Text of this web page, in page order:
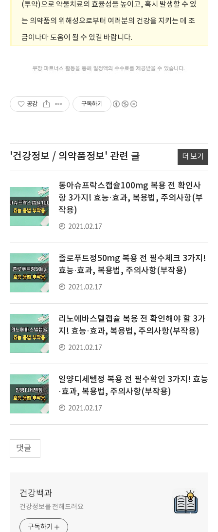
(투약)으로 약물치료의 효율성을 높이고, 혹시 발생할 수 있
는 의약품의 위해성으로부터 여러분의 건강을 지키는 데 조
금이나마 도움이 될 수 있길 바랍니다.
공감 구독하기
'건강정보 / 의약품정보' 관련 글 더 보기
동아슈프락스캡슐100mg 복용 전 확인사
항 3가지! 효능·효과, 복용법, 주의사항(부
작용)
2021.02.17
졸로푸트정50mg 복용 전 필수체크 3가지!
효능·효과, 복용법, 주의사항(부작용)
2021.02.17
리노에바스텔캡슐 복용 전 확인해야 할 3가
지! 효능·효과, 복용법, 주의사항(부작용)
2021.02.17
일양디세텔정 복용 전 필수확인 3가지! 효능
·효과, 복용법, 주의사항(부작용)
2021.02.17
댓글
건강백과
건강정보를 전해드려요
구독하기